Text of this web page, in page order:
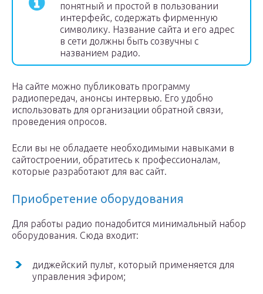
понятный и простой в пользовании
интерфейс, содержать фирменную
символику. Название сайта и его адрес
в сети должны быть созвучны с
названием радио.
На сайте можно публиковать программу
радиопередач, анонсы интервью. Его удобно
использовать для организации обратной связи,
проведения опросов.
Если вы не обладаете необходимыми навыками в
сайтостроении, обратитесь к профессионалам,
которые разработают для вас сайт.
Приобретение оборудования
Для работы радио понадобится минимальный набор
оборудования. Сюда входит:
диджейский пульт, который применяется для
управления эфиром;